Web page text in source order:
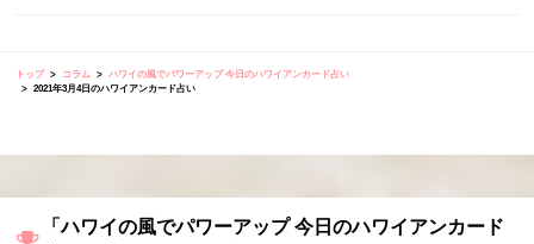
トップ コラム
ハワイの風でパワーアップ 今日のハワイアンカード占い
2021年3月4日のハワイアンカード占い
「ハワイの風でパワーアップ 今日のハワイアンカード